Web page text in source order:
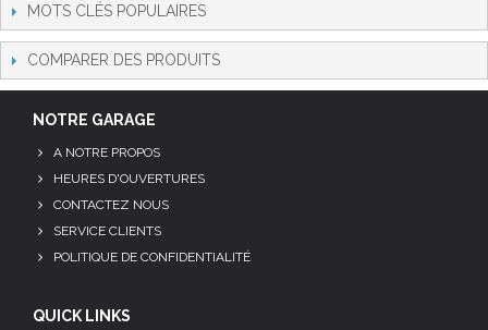
MOTS CLÉS POPULAIRES
COMPARER DES PRODUITS
NOTRE GARAGE
A NOTRE PROPOS
HEURES D'OUVERTURES
CONTACTEZ NOUS
SERVICE CLIENTS
POLITIQUE DE CONFIDENTIALITÉ
QUICK LINKS